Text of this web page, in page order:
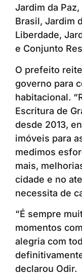
Jardim da
Brasil, Jardim
Liberdade,
e Conjunto
O prefeito
governo para
habitacional.
Escritura de
desde 2013,
imóveis para
medimos
mais,
cidade e no
necessita de
“É sempre
momentos
alegria com
declarou Odir.